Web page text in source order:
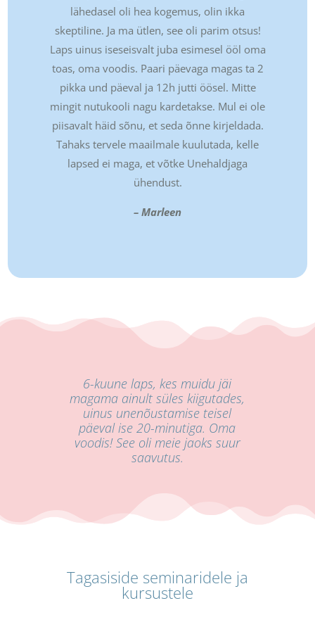
lähedasel oli hea kogemus, olin ikka
skeptiline. Ja ma ütlen, see oli parim otsus!
Laps uinus iseseisvalt juba esimesel ööl oma
toas, oma voodis. Paari päevaga magas ta 2
pikka und päeval ja 12h jutti öösel. Mitte
mingit nutukooli nagu kardetakse. Mul ei ole
piisavalt häid sõnu, et seda õnne kirjeldada.
Tahaks tervele maailmale kuulutada, kelle
lapsed ei maga, et võtke Unehaldjaga
ühendust.
– Marleen
6-kuune laps, kes muidu jäi
magama ainult süles kiigutades,
uinus unenõustamise teisel
päeval ise 20-minutiga. Oma
voodis! See oli meie jaoks suur
saavutus.
Tagasiside seminaridele ja
kursustele